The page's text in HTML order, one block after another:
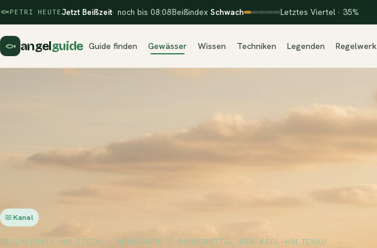
PETRI HEUTEJetzt Beißzeit· noch bis 08:08Beißindex Schwach Letztes Viertel · 35%
angelguide Guide finden Gewässer Wissen Techniken Legenden Regelwerk
Kanal
SCHLESWIG-HOLSTEIN · RENDSBURG / BRUNSBÜTTEL BIS KIEL-HOLTENAU